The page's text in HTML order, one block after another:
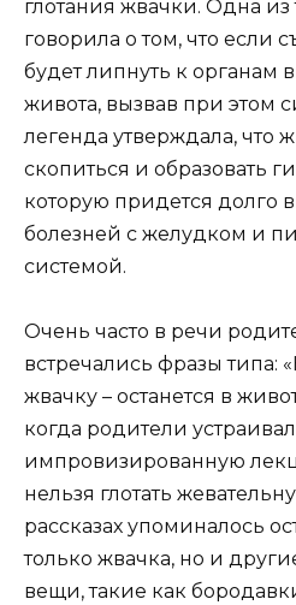
глотания жвачки. Одна из
говорила о том, что если
будет липнуть к органам
живота, вызвав при этом
легенда утверждала, что
скопиться и образовать
которую придется долго
болезней с желудком и
системой.
Очень часто в речи
встречались фразы типа:
жвачку – останется в
когда родители
импровизированную
нельзя глотать
рассказах упоминалось
только жвачка, но и
вещи, такие как